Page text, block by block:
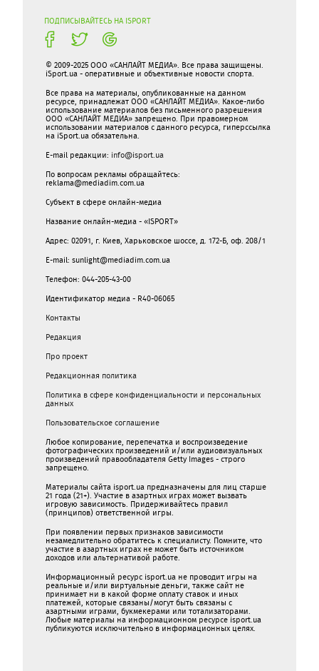
ПОДПИСЫВАЙТЕСЬ НА ISPORT
© 2009-2025 ООО «САНЛАЙТ МЕДИА». Все права защищены.
iSport.ua - оперативные и объективные новости спорта.
Все права на материалы, опубликованные на данном
ресурсе, принадлежат ООО «САНЛАЙТ МЕДИА». Какое-либо
использование материалов без письменного разрешения
ООО «САНЛАЙТ МЕДИА» запрещено. При правомерном
использовании материалов с данного ресурса, гиперссылка
на iSport.ua обязательна.
E-mail редакции: info@isport.ua
По вопросам рекламы обращайтесь:
reklama@mediadim.com.ua
Субъект в сфере онлайн-медиа
Название онлайн-медиа - «ISPORT»
Адрес: 02091, г. Киев, Харьковское шоссе, д. 172-Б, оф. 208/1
E-mail: sunlight@mediadim.com.ua
Телефон: 044-205-43-00
Идентификатор медиа - R40-06065
Контакты
Редакция
Про проект
Редакционная политика
Политика в сфере конфиденциальности и персональных
данных
Пользовательское соглашение
Любое копирование, перепечатка и воспроизведение
фотографических произведений и/или аудиовизуальных
произведений правообладателя Getty Images - строго
запрещено.
Материалы сайта isport.ua предназначены для лиц старше
21 года (21+). Участие в азартных играх может вызвать
игровую зависимость. Придерживайтесь правил
(принципов) ответственной игры.
При появлении первых признаков зависимости
незамедлительно обратитесь к специалисту. Помните, что
участие в азартных играх не может быть источником
доходов или альтернативой работе.
Информационный ресурс isport.ua не проводит игры на
реальные и/или виртуальные деньги, также сайт не
принимает ни в какой форме oплaту ставок и иных
платежей, которые связаны/могут быть связаны c
азартными игрaми, букмекерами или тотализаторами.
Любые материалы на информационном ресурсе isport.ua
публикуютcя исключительно в информационных целях.